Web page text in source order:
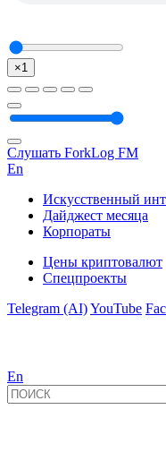
×1
Слушать ForkLog FM
En
Искусственный
Дайджест месяца
Корпораты
Цены криптовалют
Спецпроекты
Telegram (AI)YouTube
En